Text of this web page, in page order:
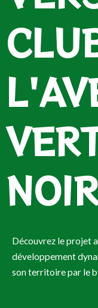
Découvrez le projet
développement
son territoire par le